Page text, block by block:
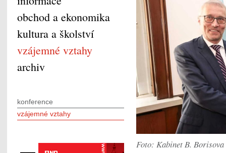
Foto: Kabinet B. Borisova
obchod a ekonomika
kultura a školství
vzájemné vztahy
archiv
konference
vzájemné vztahy